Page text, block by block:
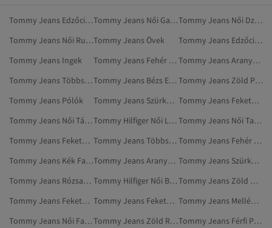
Tommy Jeans Edzőcipő Tommy Jeans Női Galléros Pólók
Tommy Jeans Női Dzsekik
Tommy Jeans Női RuházatTommy Jeans Övek
Tommy Jeans Edzőcipők
Tommy Jeans Ingek
Tommy Jeans Fehér Edzőcipő
Tommy Jeans Aranyszínű Edzőcipők
Tommy Jeans Többszínű Edzőcipő
Tommy Jeans Bézs Edzőcipő
Tommy Jeans Zöld Pólók
Tommy Jeans Pólók
Tommy Jeans Szürke Pólók
Tommy Jeans Fekete Edzőcipő
Tommy Jeans Női Táskák
Tommy Hilfiger Női Lapos Cipő
Tommy Jeans Női Tartozékok
Tommy Jeans Fekete Övek
Tommy Jeans Többszínű Edzőcipők
Tommy Jeans Fehér Pólók
Tommy Jeans Kék Farmerek
Tommy Jeans Aranyszínű Ruházat
Tommy Jeans Szürke Edzőcipők
Tommy Jeans Rózsaszín Cipő
Tommy Hilfiger Női Bugyi
Tommy Jeans Zöld Nadrágok
Tommy Jeans Fekete Cipők
Tommy Jeans Fekete Pólók
Tommy Jeans Mellények
Tommy Jeans Női Farmerek
Tommy Jeans Zöld Ruházat
Tommy Jeans Férfi Pólók